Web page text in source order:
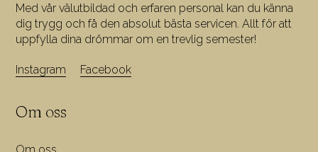
Med vår välutbildad och erfaren personal kan du känna
dig trygg och få den absolut bästa servicen. Allt för att
uppfylla dina drömmar om en trevlig semester!
Instagram Facebook
Om oss
Om oss